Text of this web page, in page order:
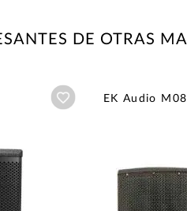
DE OTRAS
Añadir a wishlist
EK Audio